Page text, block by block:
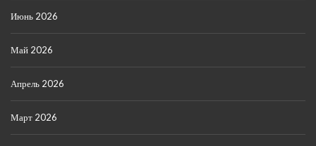
Июнь 2026
Май 2026
Апрель 2026
Март 2026